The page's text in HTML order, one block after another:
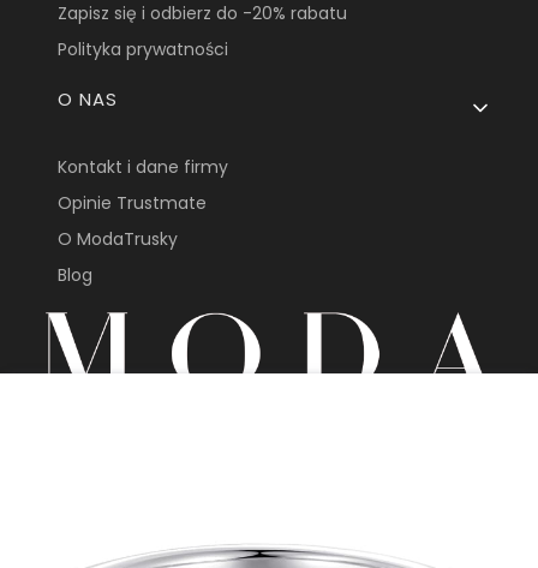
Zapisz się i odbierz do -20% rabatu
Polityka prywatności
O NAS
Kontakt i dane firmy
Opinie Trustmate
O ModaTrusky
Blog
sklep@modatrusky.pl